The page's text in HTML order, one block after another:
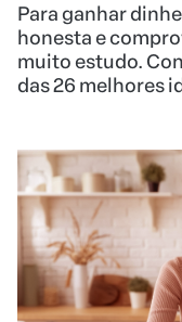
Para ganhar
honesta e
muito estudo.
das 26 melhores